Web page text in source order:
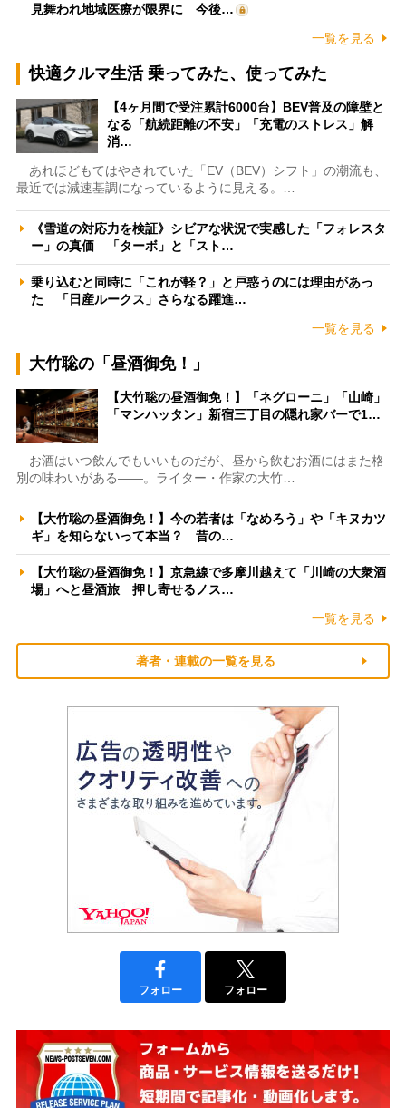
見舞われ地域医療が限界に 今後…
一覧を見る
快適クルマ生活 乗ってみた、使ってみた
【4ヶ月間で受注累計6000台】BEV普及の障壁と
なる「航続距離の不安」「充電のストレス」解
消…
あれほどもてはやされていた「EV（BEV）シフト」の潮流も、
最近では減速基調になっているように見える。…
《雪道の対応力を検証》シビアな状況で実感した「フォレスタ
ー」の真価 「ターボ」と「スト…
乗り込むと同時に「これが軽？」と戸惑うのには理由があっ
た 「日産ルークス」さらなる躍進…
一覧を見る
大竹聡の「昼酒御免！」
【大竹聡の昼酒御免！】「ネグローニ」「山崎」
「マンハッタン」新宿三丁目の隠れ家バーで1…
お酒はいつ飲んでもいいものだが、昼から飲むお酒にはまた格
別の味わいがある――。ライター・作家の大竹…
【大竹聡の昼酒御免！】今の若者は「なめろう」や「キヌカツ
ギ」を知らないって本当？ 昔の…
【大竹聡の昼酒御免！】京急線で多摩川越えて「川崎の大衆酒
場」へと昼酒旅 押し寄せるノス…
一覧を見る
著者・連載の一覧を見る
フォロー フォロー